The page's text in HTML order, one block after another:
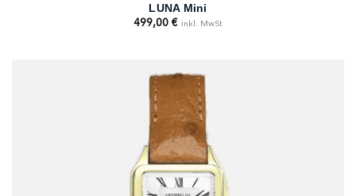
LUNA Mini
499,00 € inkl. MwSt